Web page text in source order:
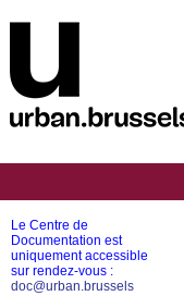
Le Centre de
Documentation est
uniquement accessible
sur rendez-vous :
doc@urban.brussels